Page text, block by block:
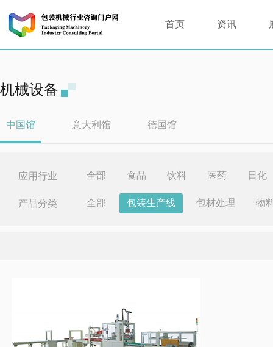
首页 资讯
机械设备
中国馆 意大利馆 德国馆
应用行业 全部 食品 饮料 医药 日化
产品分类 全部 包装生产线 包材处理 物